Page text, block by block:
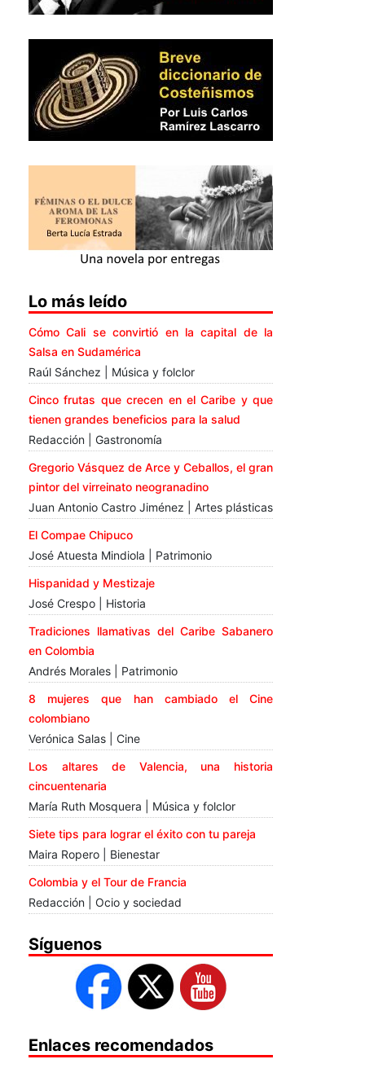
Lo más leído
Cómo Cali se convirtió en la capital de la
Salsa en Sudamérica
Raúl Sánchez | Música y folclor
Cinco frutas que crecen en el Caribe y que
tienen grandes beneficios para la salud
Redacción | Gastronomía
Gregorio Vásquez de Arce y Ceballos, el gran
pintor del virreinato neogranadino
Juan Antonio Castro Jiménez | Artes plásticas
El Compae Chipuco
José Atuesta Mindiola | Patrimonio
Hispanidad y Mestizaje
José Crespo | Historia
Tradiciones llamativas del Caribe Sabanero
en Colombia
Andrés Morales | Patrimonio
8 mujeres que han cambiado el Cine
colombiano
Verónica Salas | Cine
Los altares de Valencia, una historia
cincuentenaria
María Ruth Mosquera | Música y folclor
Siete tips para lograr el éxito con tu pareja
Maira Ropero | Bienestar
Colombia y el Tour de Francia
Redacción | Ocio y sociedad
Síguenos
Enlaces recomendados